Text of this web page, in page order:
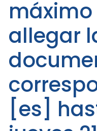
allegar
[es]